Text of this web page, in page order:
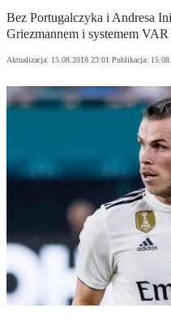
Bez Portugalczyka i Andresa
Griezmannem i systemem
Aktualizacja: 15.08.2018 23:01 Publikacja: